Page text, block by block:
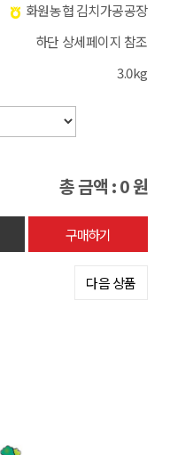
화원농협 김치가공공장
하단 상세페이지 참조
3.0kg
총 금액 :0원
다음 상품